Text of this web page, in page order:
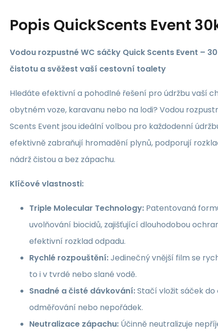
Popis QuickScents Event
Vodou rozpustné WC sáčky Quick Scents Event –
čistotu a svěžest vaší cestovní toalety
Hledáte efektivní a pohodlné řešení pro údržbu vaší
obytném voze, karavanu nebo na lodi? Vodou
Scents Event jsou ideální volbou pro každodenní
efektivně zabraňují hromadění plynů, podporují
nádrž čistou a bez zápachu.
Klíčové vlastnosti:
Triple Molecular Technology: Patentovaná
uvolňování biocidů, zajišťující dlouhodobou
efektivní rozklad odpadu.
Rychlé rozpouštění:Jedinečný vnější film se
to i v tvrdé nebo slané vodě.
Snadné a čisté dávkování:Stačí vložit sáček
odměřování nebo nepořádek.
Neutralizace zápachu: Účinně neutralizuje